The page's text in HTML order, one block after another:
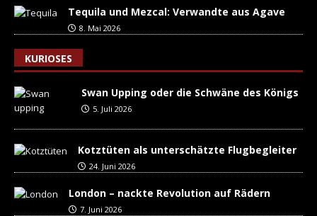
Tequila und Mezcal: Verwandte aus Agave
8. Mai 2026
KURIOSES
Swan Upping oder die Schwäne des Königs
5. Juli 2026
Kotztüten als unterschätzte Flugbegleiter
24. Juni 2026
London – nackte Revolution auf Rädern
7. Juni 2026